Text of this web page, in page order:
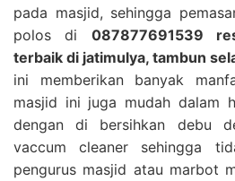
pada masjid, sehingga
polos di 087877691539
terbaik di jatimulya, tambun
ini memberikan banyak
masjid ini juga mudah dalam
dengan di bersihkan debu
vaccum cleaner sehingga
pengurus masjid atau marbot